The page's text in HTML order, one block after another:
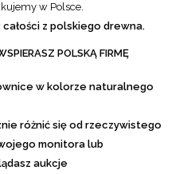
w Polsce.
całości z polskiego drewna.
POLSKĄ FIRMĘ
w kolorze naturalnego
różnić się od rzeczywistego
monitora lub
aukcje